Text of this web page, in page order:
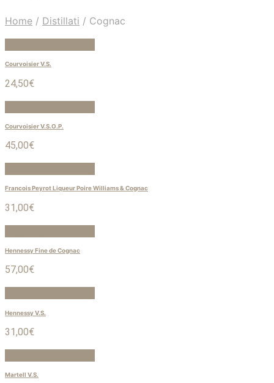
Home / Distillati / Cognac
Courvoisier V.S.
24,50€
Courvoisier V.S.O.P.
45,00€
Francois Peyrot Liqueur Poire Williams & Cognac
31,00€
Hennessy Fine de Cognac
57,00€
Hennessy V.S.
31,00€
Martell V.S.